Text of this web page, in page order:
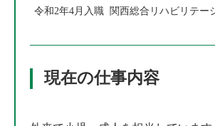
令和2年4月入職 関西総合リハビリテ
現在の仕事内容